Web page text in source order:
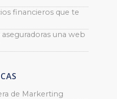
financieros que te
una web
de Markerting